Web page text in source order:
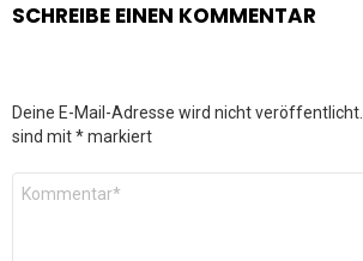
SCHREIBE EINEN KOMMENTAR
Deine E-Mail-Adresse wird nicht veröffentlicht.
sind mit*markiert
Kommentar